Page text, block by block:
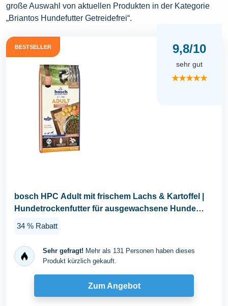
große Auswahl von aktuellen Produkten in der Kategorie
„Briantos Hundefutter Getreidefrei“.
BESTSELLER 9,8/10
sehr gut
★★★★★
bosch HPC Adult mit frischem Lachs & Kartoffel |
Hundetrockenfutter für ausgewachsene Hunde
34 % Rabatt
Sehr gefragt! Mehr als 131 Personen haben dieses
Produkt kürzlich gekauft.
Zum Angebot